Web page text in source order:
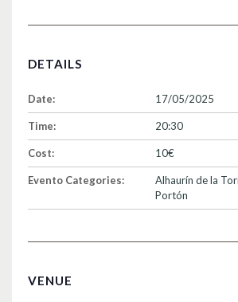
DETAILS
Date: 17/05/2025
Time: 20:30
Cost: 10€
Evento Categories: Alhaurín de la
Portón
VENUE